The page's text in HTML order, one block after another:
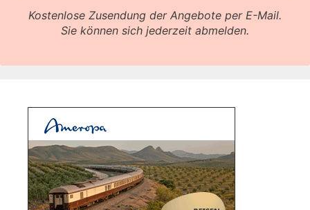
Kostenlose Zusendung der Angebote per E-Mail.
Sie können sich jederzeit abmelden.